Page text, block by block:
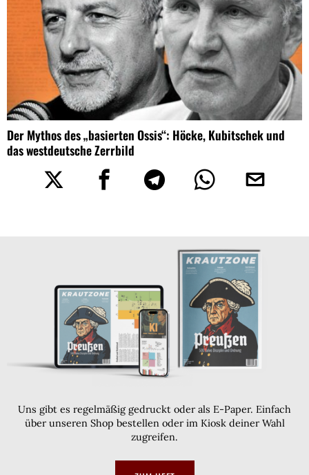
Der Mythos des „basierten Ossis“: Höcke, Kubitschek und
das westdeutsche Zerrbild
Uns gibt es regelmäßig gedruckt oder als E-Paper. Einfach
über unseren Shop bestellen oder im Kiosk deiner Wahl
zugreifen.